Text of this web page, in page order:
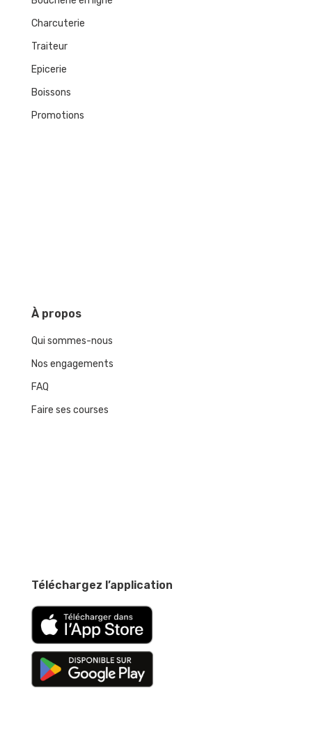
Charcuterie
Traiteur
Epicerie
Boissons
Promotions
Àpropos
Qui sommes-nous
Nos engagements
FAQ
Faire ses courses
Téléchargez l’application